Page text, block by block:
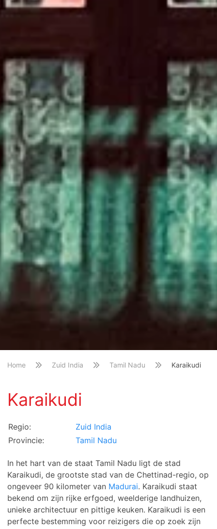
Home Zuid India Tamil Nadu Karaikudi
Karaikudi
Regio:
Zuid India
Provincie:
Tamil Nadu
In het hart van de staat Tamil Nadu ligt de stad
Karaikudi, de grootste stad van de Chettinad-regio, op
ongeveer 90 kilometer van Madurai. Karaikudi staat
bekend om zijn rijke erfgoed, weelderige landhuizen,
unieke architectuur en pittige keuken. Karaikudi is een
perfecte bestemming voor reizigers die op zoek zijn